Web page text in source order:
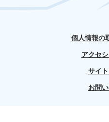
個人情報の
アクセ
サイ
お問